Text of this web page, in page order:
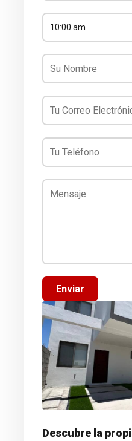
10:00 am
Enviar
Descubre la